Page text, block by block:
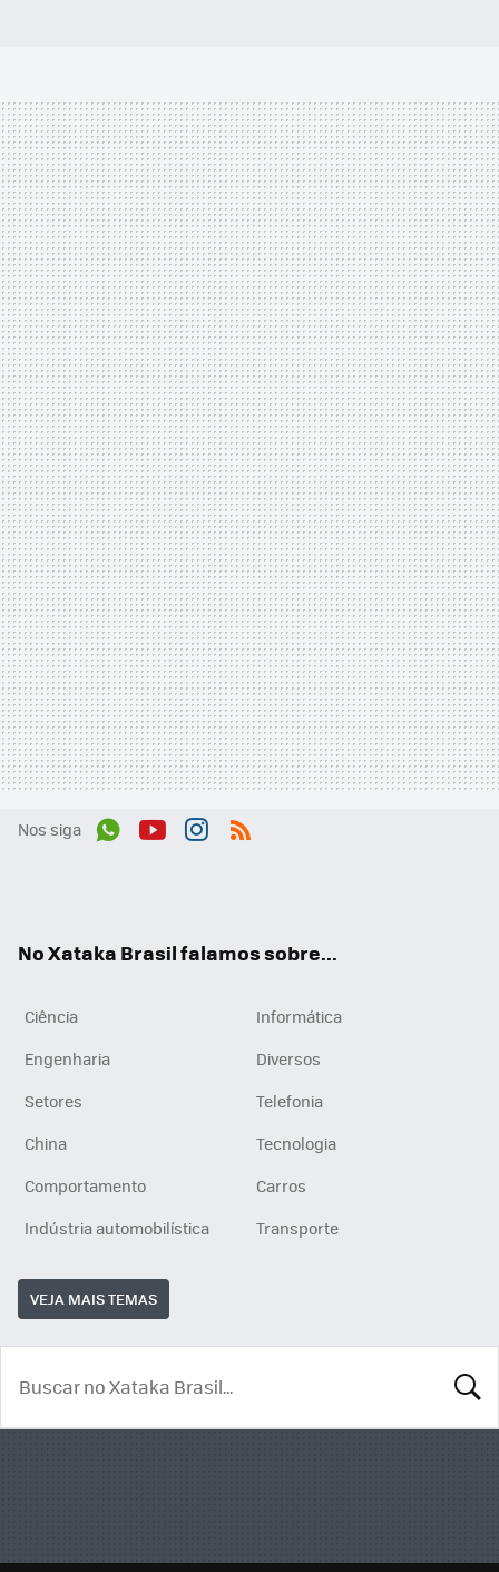
Nos siga
No Xataka Brasil falamos sobre...
Ciência
Informática
Engenharia
Diversos
Setores
Telefonia
China
Tecnologia
Comportamento
Carros
Indústria automobilística
Transporte
VEJA MAIS TEMAS